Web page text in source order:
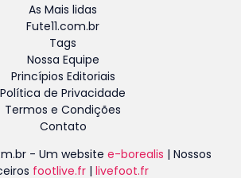
As Mais lidas
Fute11.com.br
Tags
Nossa Equipe
Princípios Editoriais
Política de Privacidade
Termos e Condições
Contato
- Um website e-borealis | Nossos
footlive.fr| livefoot.fr